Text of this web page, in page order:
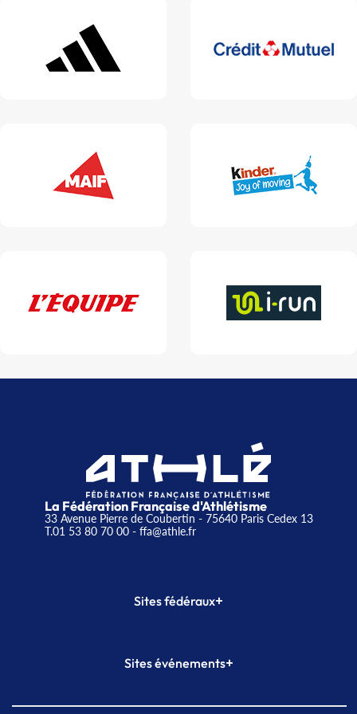
La Fédération Française d'Athlétisme
33 Avenue Pierre de Coubertin - 75640 Paris Cedex 13
T.01 53 80 70 00- ffa@athle.fr
Sites fédéraux+
Plateforme Formation
Sites événements+
Meeting de Paris indoor